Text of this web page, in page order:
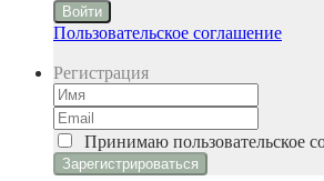
Войти
Пользовательское соглашение
Регистрация
Принимаю пользовательское